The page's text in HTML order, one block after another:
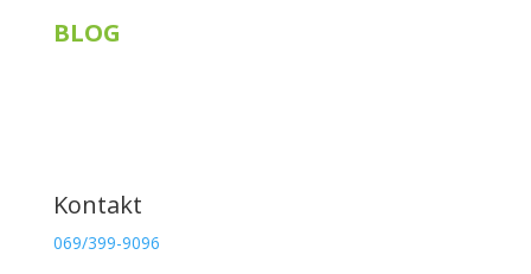
BLOG
Kontakt
069/399-9096